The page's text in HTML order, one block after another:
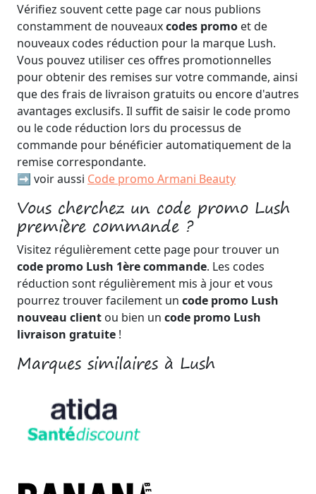
Vérifiez souvent cette page car nous publions
constamment de nouveauxcodes promo et de
nouveaux codes réduction pour la marque Lush.
Vous pouvez utiliser ces offres promotionnelles
pour obtenir des remises sur votre commande, ainsi
que des frais de livraison gratuits ou encore d'autres
avantages exclusifs. Il suffit de saisir le code promo
ou le code réduction lors du processus de
commande pour bénéficier automatiquement de la
remise correspondante.
➡️ voir aussi Code promo Armani Beauty
Vous cherchez un code promo Lush
première commande ?
Visitez régulièrement cette page pour trouver un
code promo Lush 1ère commande. Les codes
réduction sont régulièrement mis à jour et vous
pourrez trouver facilement un code promo Lush
nouveau client ou bien un code promo Lush
livraison gratuite !
Marques similaires à Lush